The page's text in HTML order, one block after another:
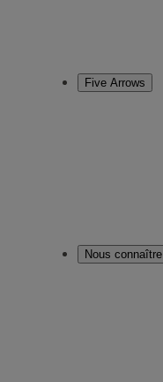
Five Arrows
Nous connaître